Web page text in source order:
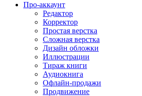
Про-аккаунт
Редактор
Корректор
Простая верстка
Сложная верстка
Дизайн обложки
Иллюстрации
Тираж книги
Аудиокнига
Офлайн-продажи
Продвижение